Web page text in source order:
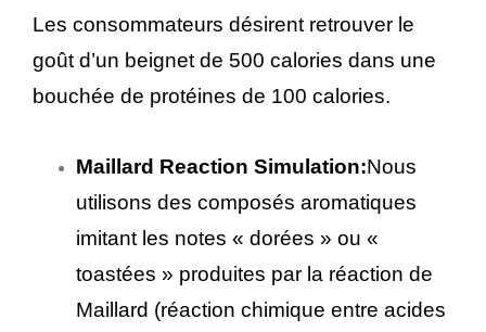
Les consommateurs désirent retrouver le
goût d’un beignet de 500 calories dans une
bouchée de protéines de 100 calories.
Maillard Reaction Simulation:Nous
utilisons des composés aromatiques
imitant les notes « dorées » ou «
toastées » produites par la réaction de
Maillard (réaction chimique entre acides